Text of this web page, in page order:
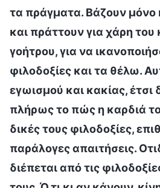
τα πράγματα. Βάζουν
και πράττουν για χάρη του
γοήτρου, για να
φιλοδοξίες και τα θέλω.
εγωισμού και κακίας, έτσι
πλήρως το πώς η καρδιά
δικές τους φιλοδοξίες,
παράλογες απαιτήσεις.
διέπεται από τις